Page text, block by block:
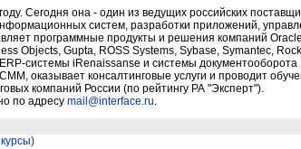
Сегодня она - один из ведущих российских
систем, разработки приложений,
программные продукты и решения компаний
Objects, Gupta, ROSS Systems, Sybase, Symantec,
системы iRenaissanse и системы документооборота
оказывает консалтинговые услуги и проводит
компаний России (по рейтингу РА "Эксперт").
по адресу mail@interface.ru.